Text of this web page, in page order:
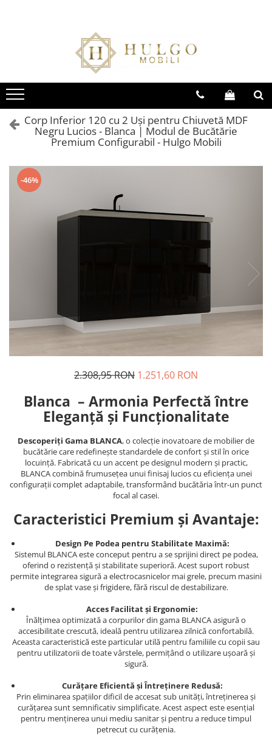
Bucatarie EVORA
Seturi Bucatarie Evora
Corpuri Evora
Bucatarie BLANCA
Seturi Bucatarie Blanca
Corpuri Blanca
Living QUADRO
Colectia QUADRO
Seturi Living QUADRO
Corpuri QUADRO
Seturi Baie Eos
Corpuri Baie Eos
Corp Inferior 120 cu 2 Uși pentru Chiuvetă MDF
Negru Lucios - Blanca | Modul de Bucătărie
Premium Configurabil - Hulgo Mobili
-46%
2.308,95 RON 1.251,60 RON
Blanca – Armonia Perfectă între
Eleganță și Funcționalitate
Descoperiți Gama BLANCA, o colecție inovatoare de mobilier de
bucătărie care redefinește standardele de confort și stil în orice
locuință. Fabricată cu un accent pe designul modern și practic,
BLANCA combină frumusețea unui finisaj lucios cu eficiența unei
configurații complet adaptabile, transformând bucătăria într-un punct
focal al casei.
Caracteristici Premium și Avantaje:
Design Pe Podea pentru Stabilitate Maximă:
Sistemul BLANCA este conceput pentru a se sprijini direct pe podea,
oferind o rezistență și stabilitate superioră. Acest suport robust
permite integrarea sigură a electrocasnicelor mai grele, precum masini
de splat vase și frigidere, fără riscul de destabilizare.
Acces Facilitat și Ergonomie:
Înălțimea optimizată a corpurilor din gama BLANCA asigură o
accesibilitate crescută, ideală pentru utilizarea zilnică confortabilă.
Aceasta caracteristică este particular utilă pentru familiile cu copii sau
pentru utilizatorii de toate vârstele, permițând o utilizare ușoară și
sigură.
Curățare Eficientă și Întreținere Redusă:
Prin eliminarea spațiilor dificil de accesat sub unități, întreținerea și
curățarea sunt semnificativ simplificate. Acest aspect este esențial
pentru menținerea unui mediu sanitar și pentru a reduce timpul
petrecut cu curățenia.